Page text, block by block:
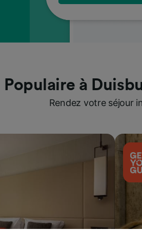
Populaire à
Rendez votre séjour